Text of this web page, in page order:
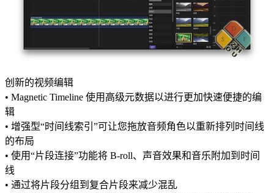
创新的视频编辑
• Magnetic Timeline 使用高级元数据以进行更加快速便捷的编
辑
• 增强型“时间线索引”可让您拖放音频角色以重新排列时间线
的布局
• 使用“片段连接”功能将 B-roll、声音效果和音乐附加到时间
线
• 通过将片段分组到复合片段来减少混乱